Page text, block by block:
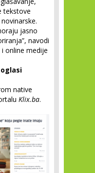
tekstove
jasno
navodi
online medije
native
Klix.ba.